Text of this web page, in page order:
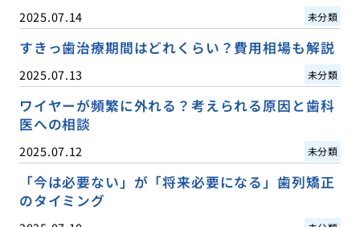
2025.07.14 未分類
すきっ歯治療期間はどれくらい？費用相場も解説
2025.07.13 未分類
ワイヤーが頻繁に外れる？考えられる原因と歯科
医への相談
2025.07.12 未分類
「今は必要ない」が「将来必要になる」歯列矯正
のタイミング